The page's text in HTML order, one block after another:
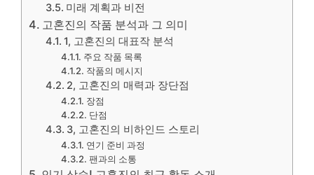
미래 계획과 비전
고혼진의 작품 분석과 그 의미
1, 고혼진의 대표작 분석
주요 작품 목록
작품의 메시지
2, 고혼진의 매력과 장단점
장점
단점
3, 고혼진의 비하인드 스토리
연기 준비 과정
팬과의 소통